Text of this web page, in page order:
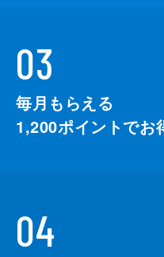
03
毎月もらえる
1,200ポイントでお
04